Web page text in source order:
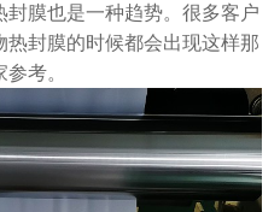
膜也是一种趋势。很多客户
封膜的时候都会出现这样那
考。